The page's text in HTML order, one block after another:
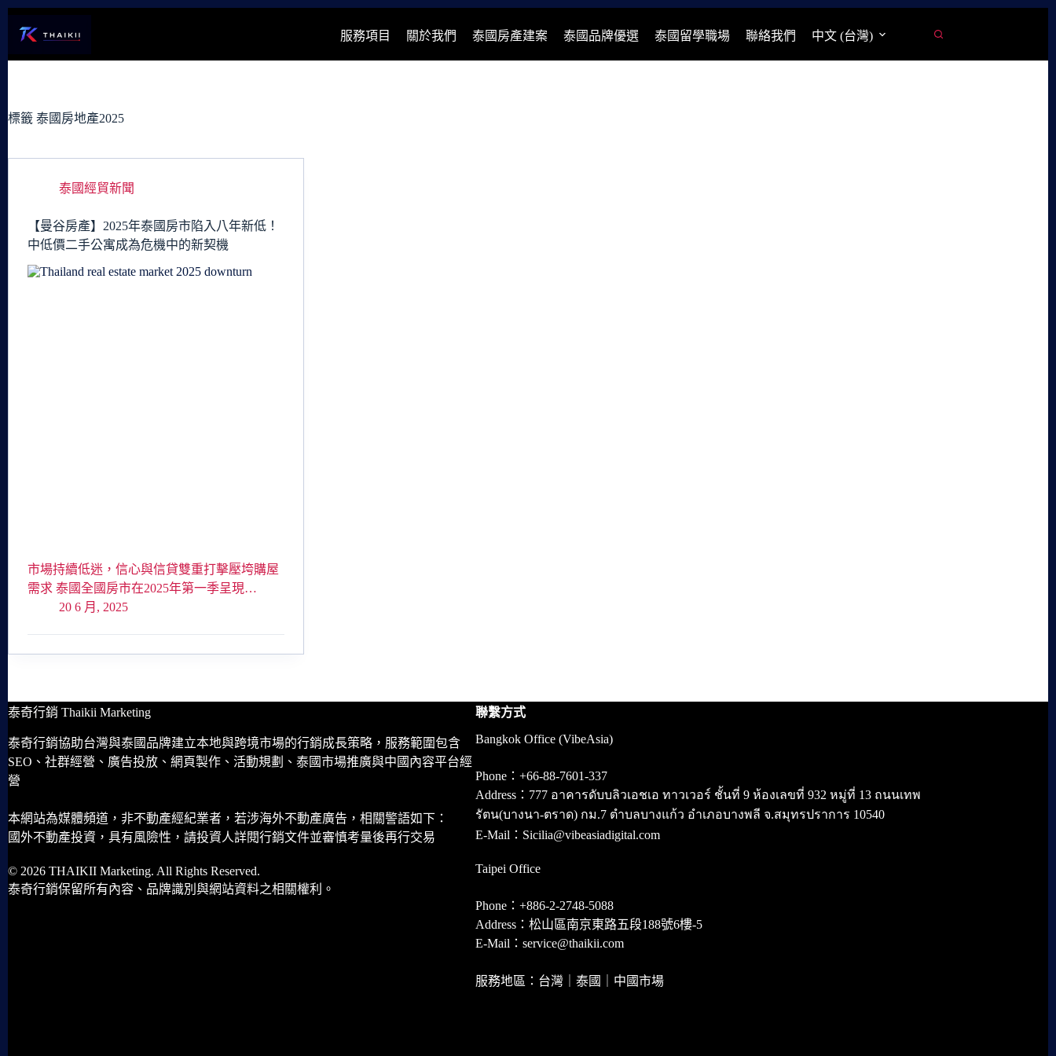
容
服務項目 關於我們 泰國房產建案 泰國品牌優選 泰國留學職場 聯絡我們 中文 (台灣)
標籤 泰國房地產2025
泰國經貿新聞
【曼谷房產】2025年泰國房市陷入八年新低！
中低價二手公寓成為危機中的新契機
市場持續低迷，信心與信貸雙重打擊壓垮購屋
需求 泰國全國房市在2025年第一季呈現…
20 6 月, 2025
泰奇行銷 Thaikii Marketing
泰奇行銷協助台灣與泰國品牌建立本地與跨境市場的行銷成長策略，服務範圍包含
SEO、社群經營、廣告投放、網頁製作、活動規劃、泰國市場推廣與中國內容平台經
營
本網站為媒體頻道，非不動產經紀業者，若涉海外不動產廣告，相關警語如下：
國外不動產投資，具有風險性，請投資人詳閱行銷文件並審慎考量後再行交易
© 2026 THAIKII Marketing. All Rights Reserved.
泰奇行銷保留所有內容、品牌識別與網站資料之相關權利。
聯繫方式
Bangkok Office (VibeAsia)
Phone：+66-88-7601-337
Address：777 อาคารดับบลิวเอชเอ ทาวเวอร์ ชั้นที่ 9 ห้องเลขที่ 932 หมู่ที่ 13 ถนนเทพ
รัตน(บางนา-ตราด) กม.7 ตำบลบางแก้ว อำเภอบางพลี จ.สมุทรปราการ 10540
E-Mail：Sicilia@vibeasiadigital.com
Taipei Office
Phone：+886-2-2748-5088
Address：松山區南京東路五段188號6樓-5
E-Mail：service@thaikii.com
服務地區：台灣｜泰國｜中國市場